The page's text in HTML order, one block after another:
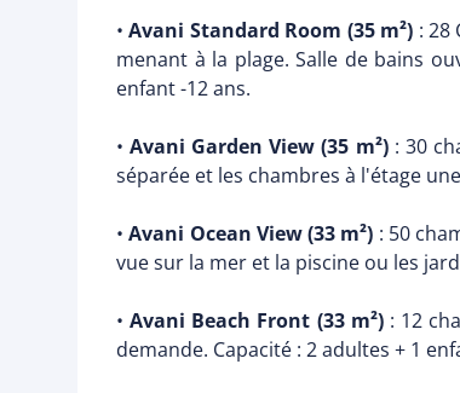
•Avani Standard Room (35 m²) : 28
menant à la plage. Salle de bains
enfant -12 ans.
•Avani Garden View (35 m²): 30
séparée et les chambres à l'étage
•Avani Ocean View (33 m²) : 50
vue sur la mer et la piscine ou les
•Avani Beach Front (33 m²): 12
demande. Capacité : 2 adultes + 1